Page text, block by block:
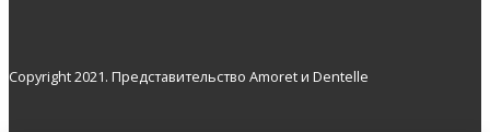
Copyright 2021. Представительство Amoret и Dentelle